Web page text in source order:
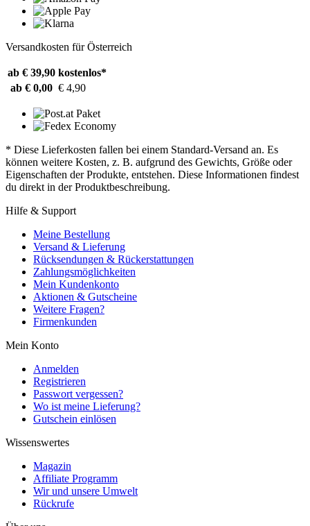
Versandkosten für Österreich
ab € 39,90 kostenlos*
ab € 0,00 € 4,90
* Diese Lieferkosten fallen bei einem Standard-Versand an. Es
können weitere Kosten, z. B. aufgrund des Gewichts, Größe oder
Eigenschaften der Produkte, entstehen. Diese Informationen findest
du direkt in der Produktbeschreibung.
Hilfe & Support
Meine Bestellung
Versand & Lieferung
Rücksendungen & Rückerstattungen
Zahlungsmöglichkeiten
Mein Kundenkonto
Aktionen & Gutscheine
Weitere Fragen?
Firmenkunden
Mein Konto
Anmelden
Registrieren
Passwort vergessen?
Wo ist meine Lieferung?
Gutschein einlösen
Wissenswertes
Magazin
Affiliate Programm
Wir und unsere Umwelt
Rückrufe